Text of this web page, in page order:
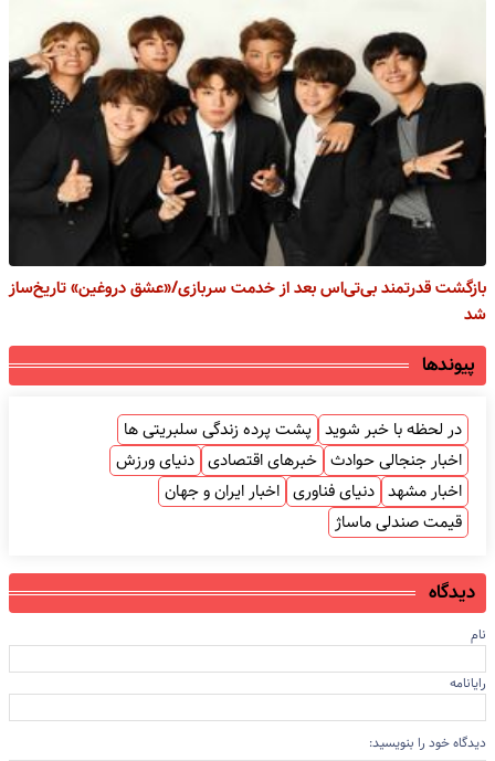
بازگشت قدرتمند بی‌تی‌اس بعد از خدمت سربازی/«عشق دروغین» تاریخ‌ساز
شد
پیوندها
در لحظه با خبر شوید پشت پرده زندگی سلبریتی ها
اخبار جنجالی حوادث خبرهای اقتصادی دنیای ورزش
اخبار مشهد دنیای فناوری اخبار ایران و جهان
قیمت صندلی ماساژ
دیدگاه
نام
رایانامه
دیدگاه خود را بنویسید: